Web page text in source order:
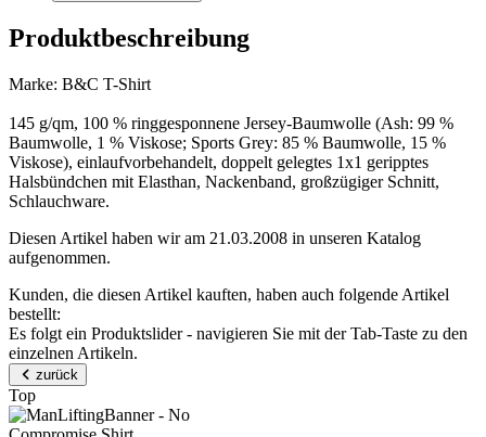
Produktbeschreibung
Marke: B&C T-Shirt
145 g/qm, 100 % ringgesponnene Jersey-Baumwolle (Ash: 99 %
Baumwolle, 1 % Viskose; Sports Grey: 85 % Baumwolle, 15 %
Viskose), einlaufvorbehandelt, doppelt gelegtes 1x1 geripptes
Halsbündchen mit Elasthan, Nackenband, großzügiger Schnitt,
Schlauchware.
Diesen Artikel haben wir am 21.03.2008 in unseren Katalog
aufgenommen.
Kunden, die diesen Artikel kauften, haben auch folgende Artikel
bestellt:
Es folgt ein Produktslider - navigieren Sie mit der Tab-Taste zu den
einzelnen Artikeln.
zurück
Top